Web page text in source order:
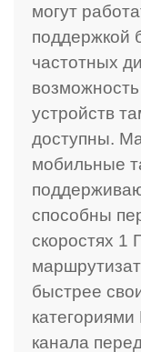
могут
поддержкой
частотных
устройств
доступны.
мобильные
способны
скоростях 1
быстрее
канала